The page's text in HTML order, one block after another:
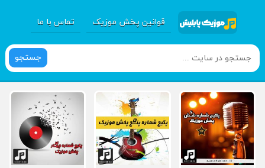
قوانین پخش موزیک تماس با ما
جستجو